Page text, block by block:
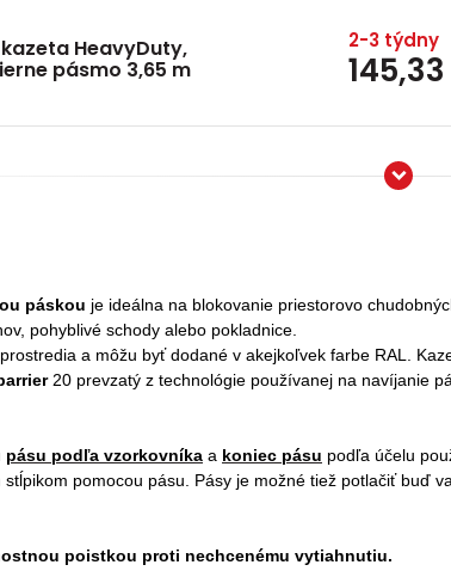
HeavyDuty,
pásmo 3,65 m
2-3 týdny
145,33
páskou je ideálna na blokovanie priestorovo
pohyblivé schody alebo pokladnice.
a môžu byť dodané v akejkoľvek farbe RAL.
20 prevzatý z technológie používanej na navíjanie
pásu podľa vzorkovníka a koniec pásu podľa účelu
pomocou pásu. Pásy je možné tiež potlačiť buď
poistkou proti nechcenému vytiahnutiu.